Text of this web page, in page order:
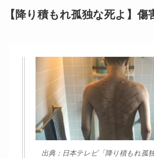
【降り積もれ孤独な死よ】傷
出典：日本テレビ「降り積もれ孤